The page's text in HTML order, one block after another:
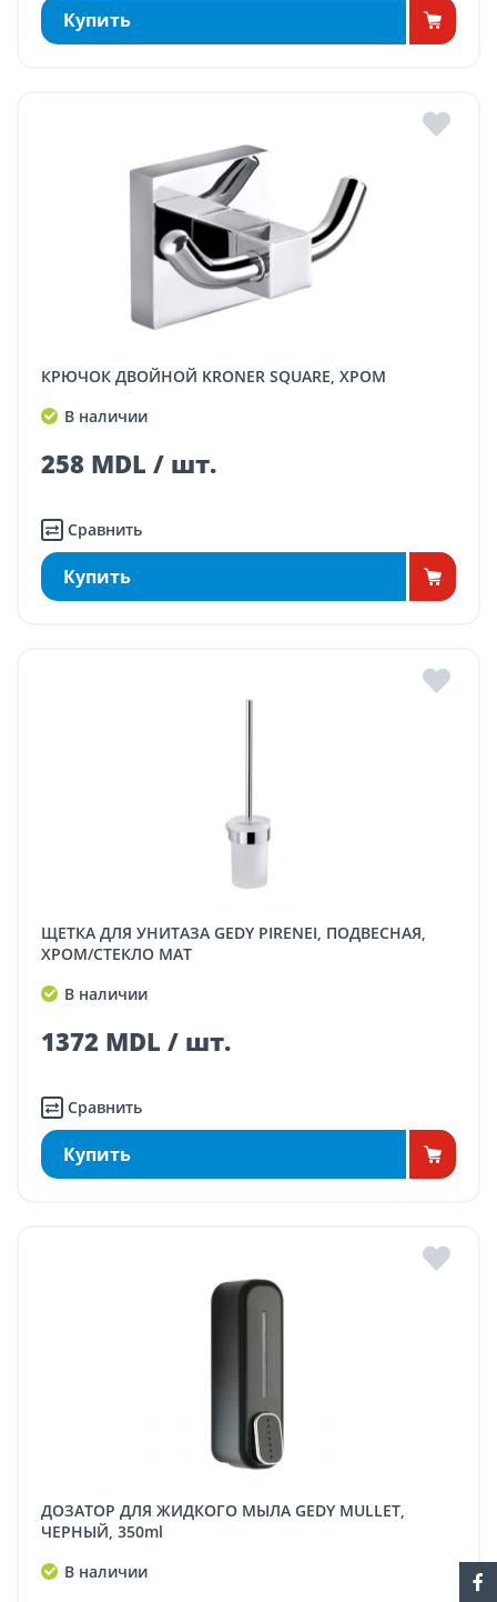
Купить
КРЮЧОК ДВОЙНОЙ KRONER SQUARE, ХРОМ
В наличии
258 MDL / шт.
Сравнить
Купить
ЩЕТКА ДЛЯ УНИТАЗА GEDY PIRENEI, ПОДВЕСНАЯ,
ХРОМ/СТЕКЛО МАТ
В наличии
1372 MDL / шт.
Сравнить
Купить
ДОЗАТОР ДЛЯ ЖИДКОГО МЫЛА GEDY MULLET,
ЧЕРНЫЙ, 350ml
В наличии